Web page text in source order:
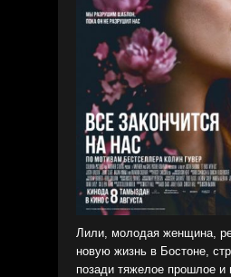
Лили, молодая женщина,
новую жизнь в Бостоне,
позади тяжелое прошлое и